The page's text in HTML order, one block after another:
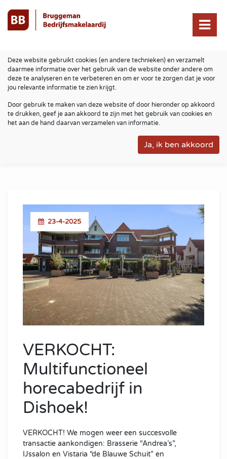
Deze website gebruikt cookies (en andere technieken) en verzamelt
daarmee informatie over het gebruik van de website onder andere om
deze te analyseren en te verbeteren en om er voor te zorgen dat je voor
jou relevante informatie te zien krijgt.
Door gebruik te maken van deze website of door hieronder op akkoord
te drukken, geef je aan akkoord te zijn met het gebruik van cookies en
het aan de hand daarvan verzamelen van informatie.
23-4-2025
VERKOCHT:
Multifunctioneel
horecabedrijf in
Dishoek!
VERKOCHT! We mogen weer een succesvolle
transactie aankondigen: Brasserie “Andrea’s”,
IJssalon en Vistaria “de Blauwe Schuit” en